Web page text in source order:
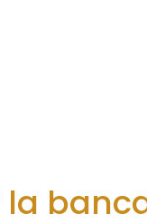
la